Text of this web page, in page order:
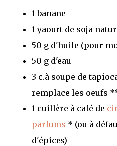
1 banane
1 yaourt de soja
50 g d'huile (pour
50 g d'eau
3 c.à soupe de
remplace les oeufs
1 cuillère à café de
parfums * (ou à
d'épices)